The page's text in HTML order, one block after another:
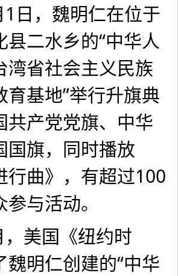
日，魏明仁在位于
县二水乡的“中华人
湾省社会主义民族
育基地”举行升旗典
共产党党旗、中华
国旗，同时播放
行曲》，有超过100
与活动。
美国《纽约时
魏明仁创建的“中华